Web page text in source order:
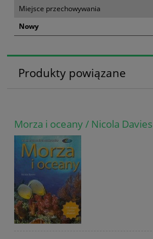
Miejsce przechowywania
Nowy
Produkty powiązane
Morza i oceany / Nicola Davies